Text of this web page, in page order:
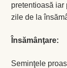
pretentioasă
zile de la
Însămânţare:
Seminţele